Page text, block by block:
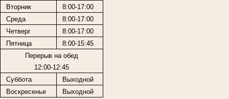
Вторник
8:00-17:00
Среда
8:00-17:00
Четверг
8:00-17:00
Пятница
8:00-15:45
Перерыв на обед
12:00-12:45
Суббота
Выходной
Воскресенье
Выходной